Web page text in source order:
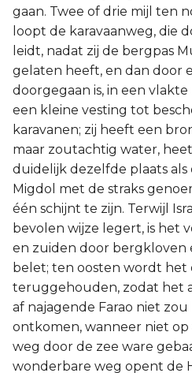
gaan. Twee of drie mijl ten
loopt de karavaanweg, die
leidt, nadat zij de bergpas
gelaten heeft, en dan door
doorgegaan is, in een
een kleine vesting tot
karavanen; zij heeft een
maar zoutachtig water,
duidelijk dezelfde plaats als
Migdol met de straks
één schijnt te zijn. Terwijl
bevolen wijze legert, is het
en zuiden door bergkloven
belet; ten oosten wordt het
teruggehouden, zodat het
af najagende Farao niet
ontkomen, wanneer niet
weg door de zee ware
wonderbare weg opent de